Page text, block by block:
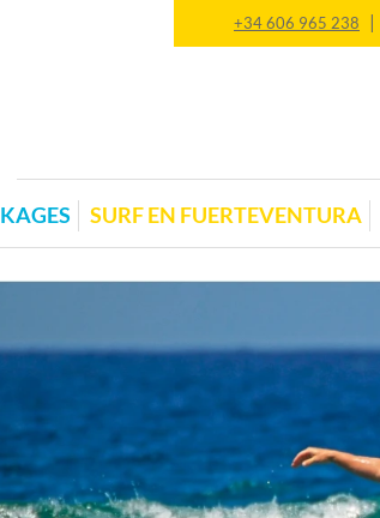
+34 606 965 238 |
SURF EN FUERTEVENTURA